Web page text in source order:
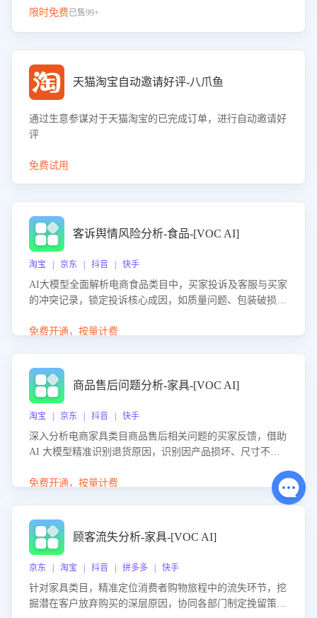
限时免费已售99+
天猫淘宝自动邀请好评-八爪鱼
通过生意参谋对于天猫淘宝的已完成订单，进行自动邀请好
评
免费试用
客诉舆情风险分析-食品-[VOC AI]
淘宝 | 京东 | 抖音 | 快手
AI大模型全面解析电商食品类目中，买家投诉及客服与买家
的冲突记录，锁定投诉核心成因，如质量问题、包装破损
置差评防控，提升客户满意度。
免费开通，按量计费
商品售后问题分析-家具-[VOC AI]
淘宝 | 京东 | 抖音 | 快手
深入分析电商家具类目商品售后相关问题的买家反馈，借助
AI 大模型精准识别退货原因，识别因产品损坏、尺寸不符
力商家优化产品或服务，实现销售额的显著提升。
免费开通，按量计费
顾客流失分析-家具-[VOC AI]
京东 | 淘宝 | 抖音 | 拼多多 | 快手
针对家具类目，精准定位消费者购物旅程中的流失环节，挖
掘潜在客户放弃购买的深层原因，协同各部门制定挽留策